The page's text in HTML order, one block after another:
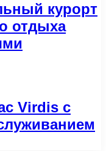
курорт
отдыха
Virdis с